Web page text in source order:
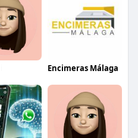
Encimeras Málaga